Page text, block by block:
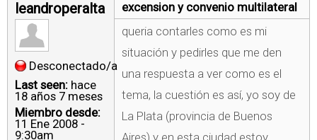
leandroperalta
Desconectado/a
Last seen: hace
18 años 7 meses
Miembro desde:
11 Ene 2008 -
9:30am
excension y convenio multilateral
queria contarles como es mi
situación y pedirles que me den
una respuesta a ver como es el
tema, la cuestión es así, yo soy de
La Plata (provincia de Buenos